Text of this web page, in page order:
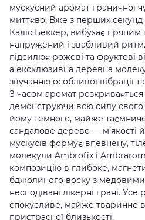
мускусний аромат граничної
миттєво. Вже з перших секунд
Каліс Беккер, вибухає
напружений і звабливий
підсилює рожеві та фруктові
а ексклюзивна деревна
звучанню особливої вібрації
З часом аромат
демонструючи всю силу
йому темного, майже
сандалове дерево — м’якості й
мускусів формує впевнену,
молекули Ambrofix і
композицію в глибоке,
бджолиного воску з
несподівані лікерні грані.
спокусливе, майже тваринне
пристрасної близькості.